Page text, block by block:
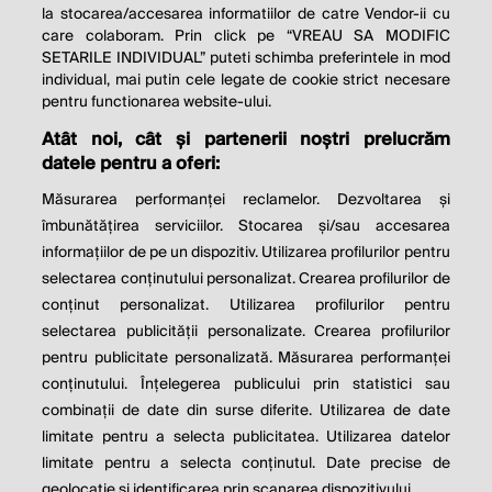
THE SOCIAL RESPONSIBILITY OF
BUSINESS IS TO INCREASE ITS
PROFITS.
Milton Friedman
© 2026 Profit.ro. Toate drepturile rezervate.
Dezvoltat de1616.ro
Contact Publicitate Despre noi
Politica de cookie Politica de
confidențialitate
la stocarea/accesarea informatiilor de catre Vendor-ii cu
care colaboram. Prin click pe “VREAU SA MODIFIC
SETARILE INDIVIDUAL” puteti schimba preferintele in mod
individual, mai putin cele legate de cookie strict necesare
pentru functionarea website-ului.
Atât noi, cât și partenerii noștri prelucrăm
datele pentru a oferi:
Măsurarea performanței reclamelor. Dezvoltarea și
îmbunătățirea serviciilor. Stocarea și/sau accesarea
informațiilor de pe un dispozitiv. Utilizarea profilurilor pentru
selectarea conținutului personalizat. Crearea profilurilor de
conținut personalizat. Utilizarea profilurilor pentru
selectarea publicității personalizate. Crearea profilurilor
pentru publicitate personalizată. Măsurarea performanței
conținutului. Înțelegerea publicului prin statistici sau
combinații de date din surse diferite. Utilizarea de date
limitate pentru a selecta publicitatea. Utilizarea datelor
limitate pentru a selecta conținutul. Date precise de